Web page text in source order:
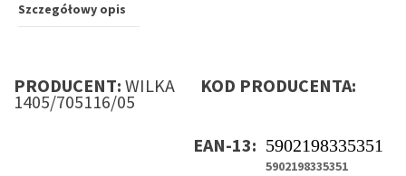
Szczegółowy opis
PRODUCENT: WILKA KOD PRODUCENTA:
1405/705116/05
EAN-13: 5902198335351
5902198335351